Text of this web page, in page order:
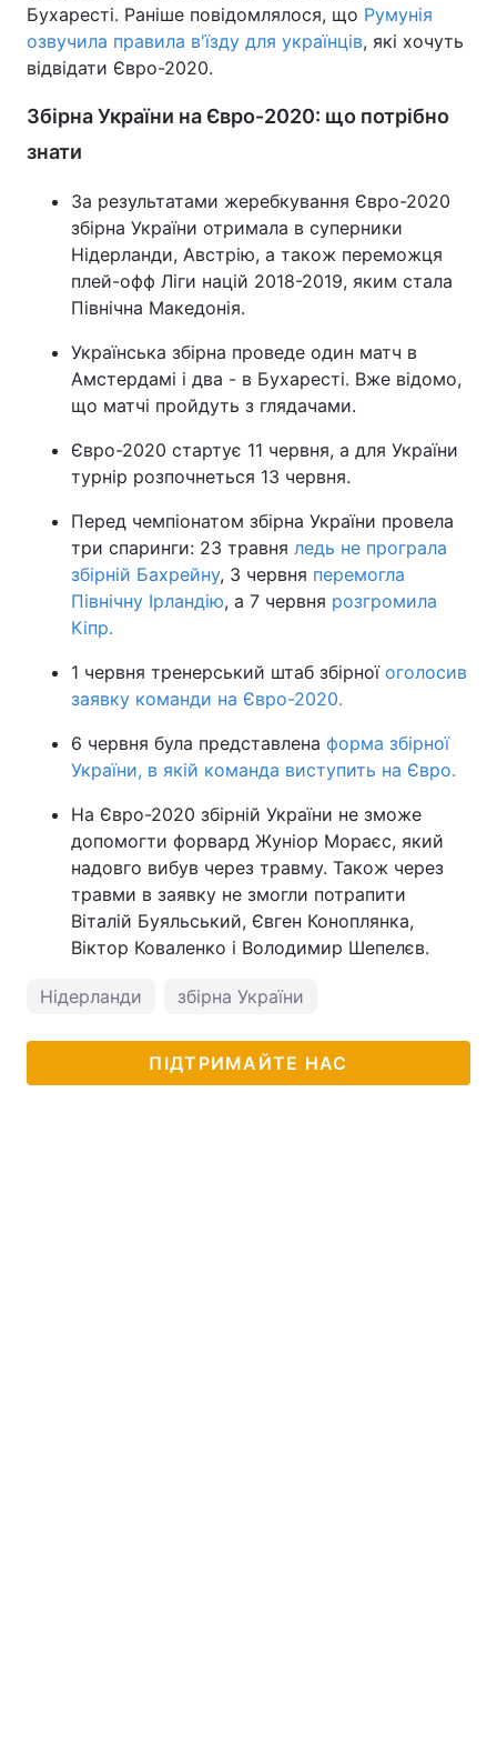
Бухаресті. Раніше повідомлялося, що Румунія
озвучила правила в'їзду для українців, які хочуть
відвідати Євро-2020.
Збірна України на Євро-2020: що потрібно
знати
За результатами жеребкування Євро-2020
збірна України отримала в суперники
Нідерланди, Австрію, а також переможця
плей-офф Ліги націй 2018-2019, яким стала
Північна Македонія.
Українська збірна проведе один матч в
Амстердамі і два - в Бухаресті. Вже відомо,
що матчі пройдуть з глядачами.
Євро-2020 стартує 11 червня, а для України
турнір розпочнеться 13 червня.
Перед чемпіонатом збірна України провела
три спаринги: 23 травня ледь не програла
збірній Бахрейну, 3 червня перемогла
Північну Ірландію, а 7 червня розгромила
Кіпр.
1 червня тренерський штаб збірної оголосив
заявку команди на Євро-2020.
6 червня була представлена форма збірної
України, в якій команда виступить на Євро.
На Євро-2020 збірній України не зможе
допомогти форвард Жуніор Мораєс, який
надовго вибув через травму. Також через
травми в заявку не змогли потрапити
Віталій Буяльський, Євген Коноплянка,
Віктор Коваленко і Володимир Шепелєв.
Нідерланди збірна України
ПІДТРИМАЙТЕ НАС